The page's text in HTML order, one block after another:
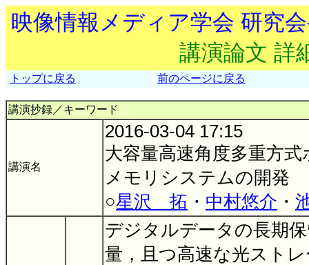
映像情報メディア学会 研究
講演論文 詳
トップに戻る 前のページに戻る
講演抄録／キーワード
講演名
2016-03-04 17:15
大容量高速角度多重方
メモリシステムの開発
○星沢 拓 ・ 中村悠介 ・
デジタルデータの長期
量，且つ高速な光スト